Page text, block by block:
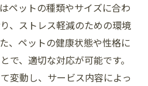
ペットの種類やサイズに合わ
、ストレス軽減のための環境
、ペットの健康状態や性格に
で、適切な対応が可能です。
変動し、サービス内容によっ